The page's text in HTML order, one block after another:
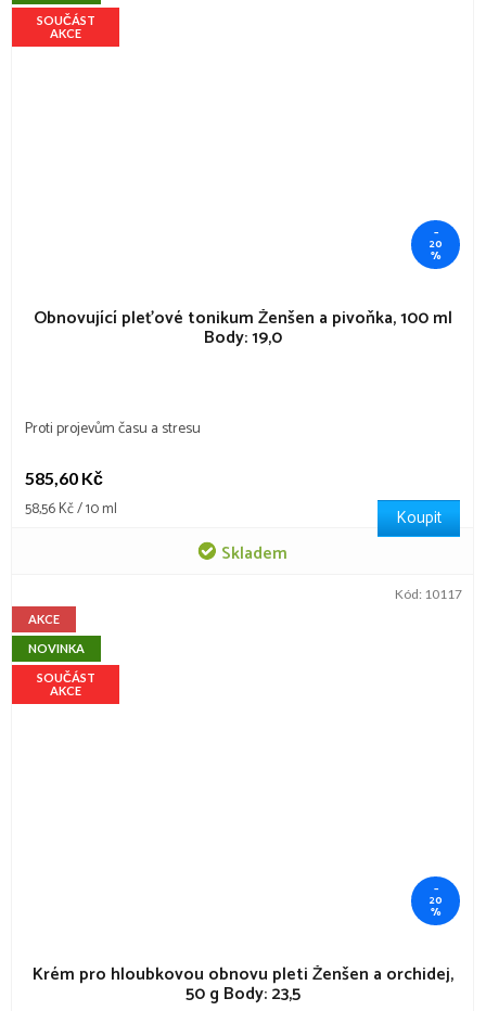
SOUČÁST
AKCE
–
20
%
Obnovující pleťové tonikum Ženšen a pivoňka, 100 ml
Body: 19,0
Skladem
585,60 Kč
Měrná
58,56 Kč / 10 ml Koupit
Proti projevům času a stresu
AKCE
NOVINKA
SOUČÁST
AKCE
–
20
%
Krém pro hloubkovou obnovu pleti Ženšen a orchidej,
50 g Body: 23,5
Kód: 10117